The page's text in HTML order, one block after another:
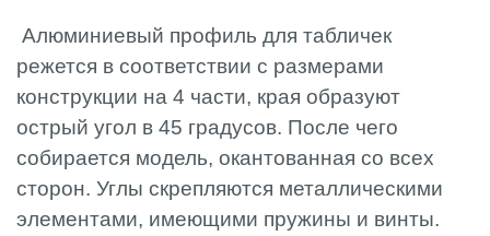
Алюминиевый профиль для табличек
режется в соответствии с размерами
конструкции на 4 части, края образуют
острый угол в 45 градусов. После чего
собирается модель, окантованная со всех
сторон. Углы скрепляются металлическими
элементами, имеющими пружины и винты.